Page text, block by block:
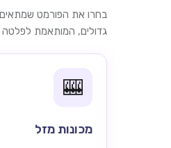
בחרו את הפורמט
גדולים, המותאמת לפלטה
🎰
מכונות מזל